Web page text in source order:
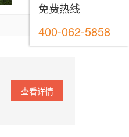
查看详情
免费热线
400-062-5858